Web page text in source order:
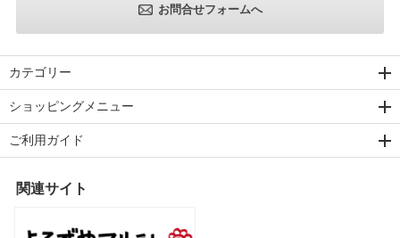
お問合せフォームへ
カテゴリー
ショッピングメニュー
ご利用ガイド
関連サイト